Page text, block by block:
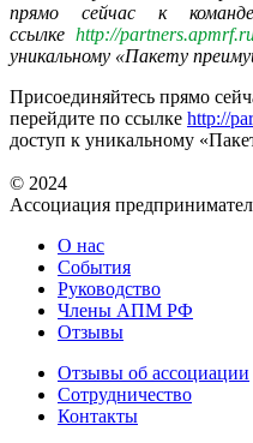
прямо сейчас к
ссылкеhttp://
уникальному «Пакету
Присоединяйтесь прямо
перейдите по ссылке http://
доступ к уникальному
© 2024
Ассоциация
О нас
События
Руководство
Члены АПМ РФ
Отзывы
Отзывы об ассоциации
Сотрудничество
Контакты